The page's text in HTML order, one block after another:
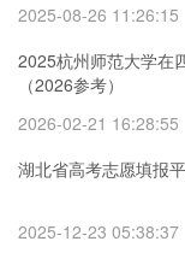
2025-08-26 11:26:15
2025杭州师范大学在
（2026参考）
2026-02-21 16:28:55
湖北省高考志愿填报
2025-12-23 05:38:37